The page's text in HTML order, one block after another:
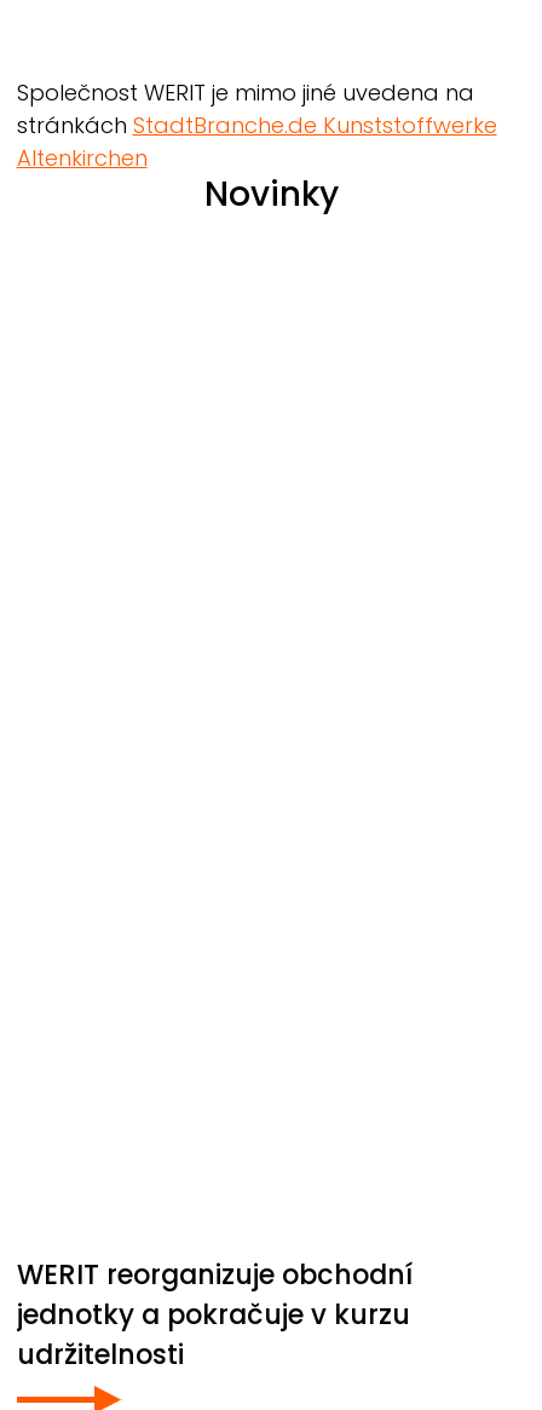
Společnost WERIT je mimo jiné uvedena na
stránkách StadtBranche.de Kunststoffwerke
Altenkirchen
Novinky
WERIT reorganizuje obchodní
jednotky a pokračuje v kurzu
udržitelnosti